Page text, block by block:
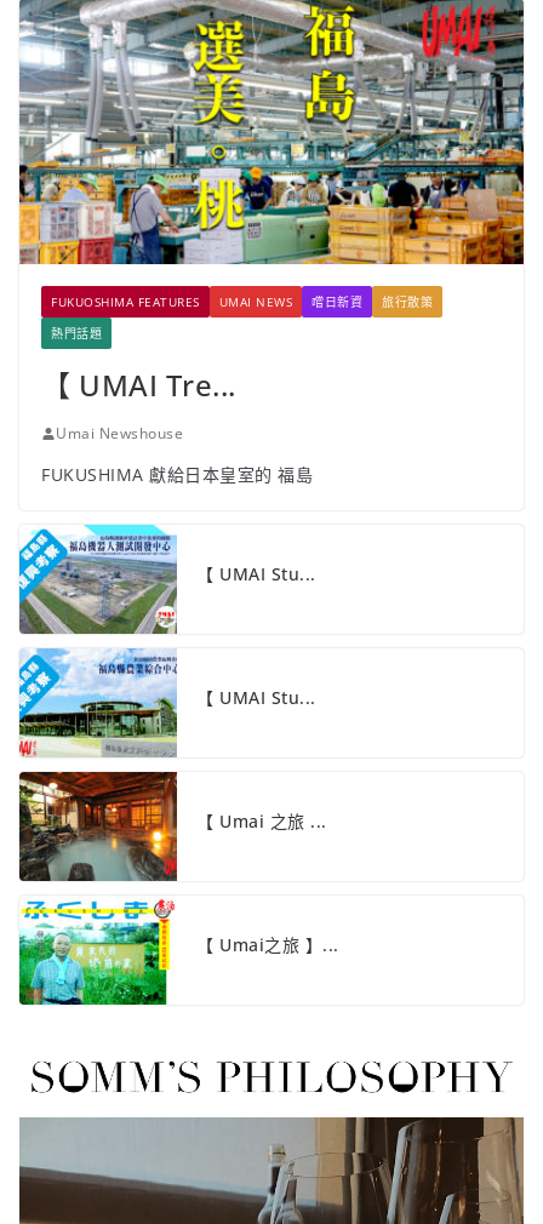
FUKUOSHIMA FEATURES UMAI NEWS 嚐日新資
旅行散策
熱門話題
【 UMAI Tre...
Umai Newshouse
FUKUSHIMA 獻給日本皇室的 福島
【 UMAI Stu...
【 UMAI Stu...
【 Umai 之旅 ...
【 Umai之旅 】...